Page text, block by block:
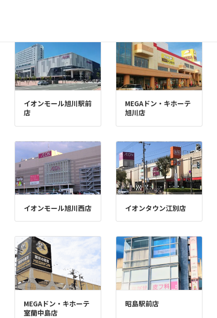
イオンモール旭川駅前
店
MEGAドン・キホーテ
旭川店
イオンモール旭川西店 イオンタウン江別店
MEGAドン・キホーテ
室蘭中島店
昭島駅前店